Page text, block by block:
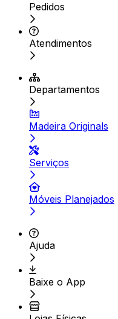
Pedidos
Atendimentos
Departamentos
Madeira Originals
Serviços
Móveis Planejados
Ajuda
Baixe o App